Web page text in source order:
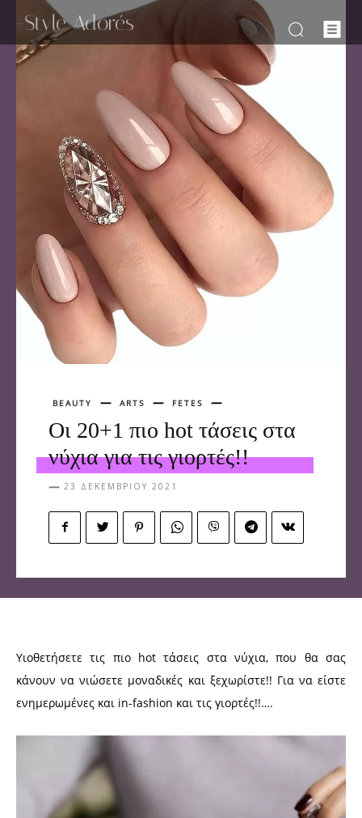
-Style Adorés
BEAUTY ARTS FETES
Οι 20+1 πιο hot τάσεις στα
νύχια για τις γιορτές!!
23 ΔΕΚΕΜΒΡΊΟΥ 2021
Υιοθετήσετε τις πιο hot τάσεις στα νύχια, που θα σας
κάνουν να νιώσετε μοναδικές και ξεχωρίστε!! Για να είστε
ενημερωμένες και in-fashion και τις γιορτές!!….